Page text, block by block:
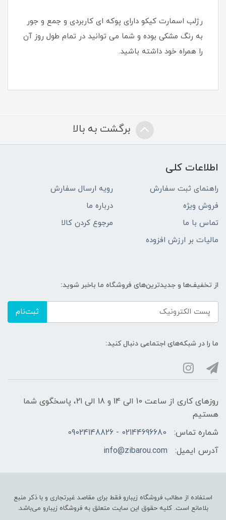
رژلب اسمارت کیکو دارای پوکه ای کاربردی و جمع و جور
به رنگ مشکی بوده و شما می توانید در تمام طول روز آن
را همراه خود داشته باشید.
برگشت به بالا
اطلاعات کلی
راهنمای ثبت سفارش
رویه ارسال سفارش
فروش ویژه
درباره ما
تماس با ما
مرجوع کردن کالا
مالیات بر ارزش افزوده
از تخفیف‌ها و جدیدترین‌های فروشگاه ما باخبر شوید:
ثبت‌نام
ما را در شبکه‌های اجتماعی دنبال کنید:
روزهای کاری از ساعت 10 الی 14 و 18 الی 21، پاسخگوی شما
هستیم
شماره تماس:
02144696680 - 09024148826
آدرس ایمیل:
info@zibarou.com
استفاده از مطالب فروشگاه زیبارو فقط برای مقاصد غیرتجاری و با ذکر منبع
بلامانع است. کلیه حقوق این سایت متعلق به فروشگاه زیبارو می‌باشد.